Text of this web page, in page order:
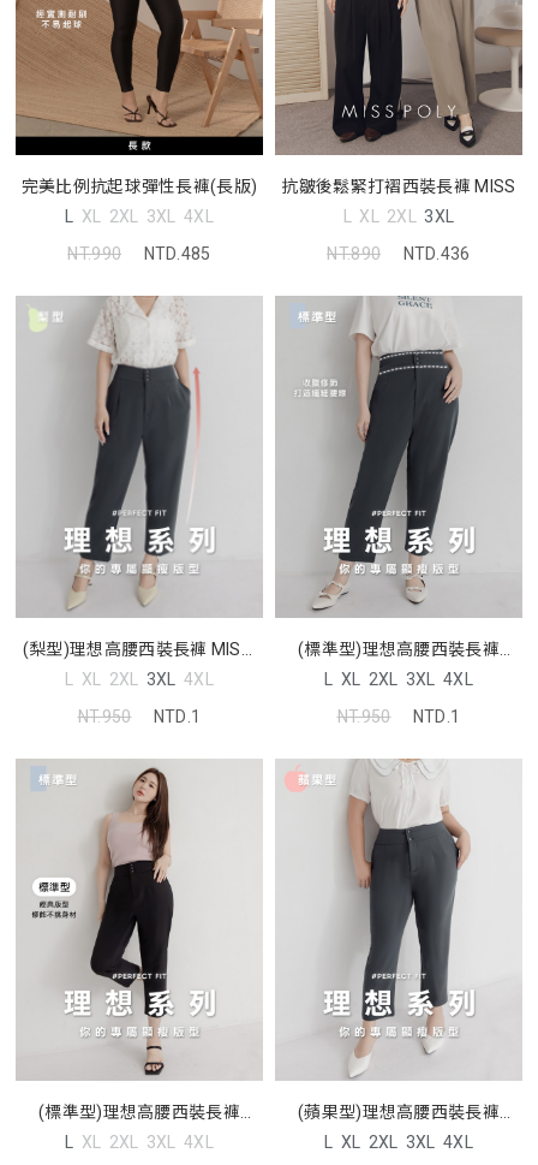
完美比例抗起球彈性長褲(長版)
L XL 2XL 3XL 4XL
NT.990
NTD.485
抗皺後鬆緊打褶西裝長褲 MISS
L XL 2XL 3XL
NT.890
NTD.436
(梨型)理想高腰西裝長褲 MISS.
中大尺碼褲子
L XL 2XL 3XL 4XL
NT.950
NTD.1
(標準型)理想高腰西裝長褲
MISS. 中大尺碼褲子
L XL 2XL 3XL 4XL
NT.950
NTD.1
(標準型)理想高腰西裝長褲
MISS. 中大尺碼褲子
L XL 2XL 3XL 4XL
(蘋果型)理想高腰西裝長褲
MISS. 中大尺碼褲子
L XL 2XL 3XL 4XL